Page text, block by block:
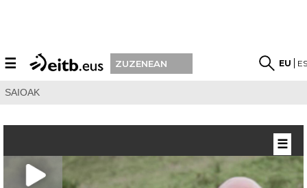
☰ ZUZENEAN EU
SAIOAK
☰